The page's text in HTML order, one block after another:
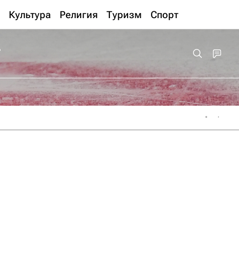
Культура Религия Туризм Спорт